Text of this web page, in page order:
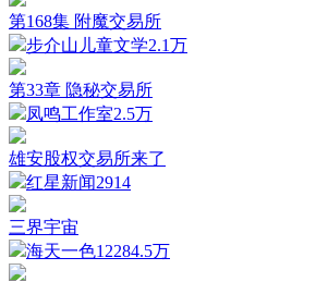
第168集 附魔交易所
步介山儿童文学2.1万
第33章 隐秘交易所
凤鸣工作室2.5万
雄安股权交易所来了
红星新闻2914
三界宇宙
海天一色12284.5万